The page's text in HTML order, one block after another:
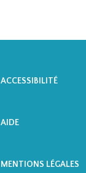
ACCESSIBILITÉ
AIDE
MENTIONS LÉGALES